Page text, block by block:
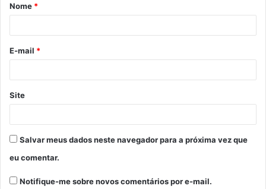
r
*
Nome *
E-mail *
Site
Salvar meus dados neste navegador para a próxima vez que
eu comentar.
Notifique-me sobre novos comentários por e-mail.